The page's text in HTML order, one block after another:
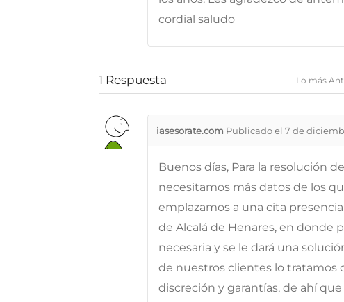
cordial saludo
1 Respuesta Lo más
iasesorate.com Publicado el 7 de
Buenos días, Para la resolución
necesitamos más datos de los
emplazamos a una cita
de Alcalá de Henares, en donde
necesaria y se le dará una
de nuestros clientes lo tratamos
discreción y garantías, de ahí